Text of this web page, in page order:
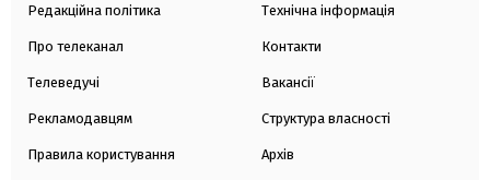
Редакційна політика
Про телеканал
Телеведучі
Рекламодавцям
Правила користування
Технічна інформація
Контакти
Вакансії
Структура власності
Архів